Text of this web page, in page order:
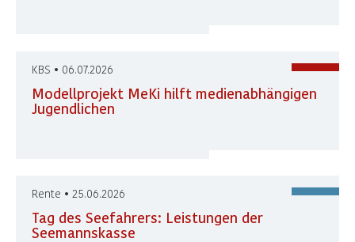
KBS • 06.07.2026
Modellprojekt MeKi hilft medienabhängigen
Jugendlichen
Rente • 25.06.2026
Tag des Seefahrers: Leistungen der
Seemannskasse